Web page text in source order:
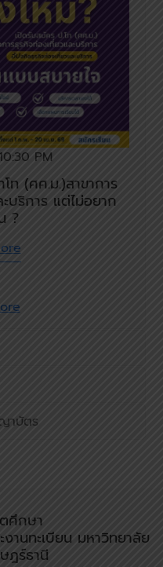
PM
ท (ศศ.ม.)สาขาการ
บริการ แต่ไม่อยาก
?
าบัตร
ศึกษา
านทะเบียน มหาวิทยาลัย
ฎร์ธานี